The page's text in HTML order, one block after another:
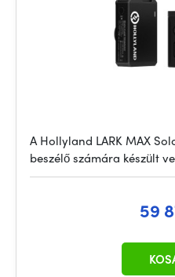
A Hollyland LARK MAX
beszélő számára készült
59